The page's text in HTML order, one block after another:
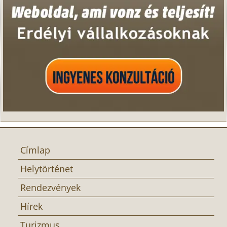
Címlap
Helytörténet
Rendezvények
Hírek